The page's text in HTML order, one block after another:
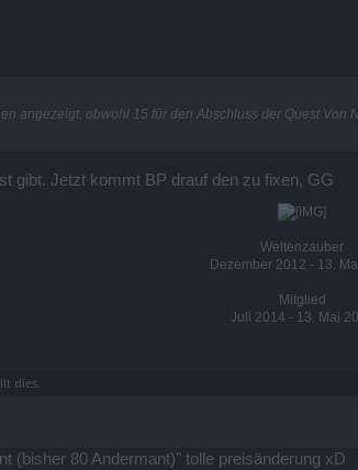
angezeigt, obwohl 15 für den Abschluss der Quest Von
gibt. Jetzt kommt BP drauf den zu fixen, GG
Weltenzauber
Dezember 2012 - 13.
Mitglied
Juli 2014 - 13. Mai
dies.
(bisher 80 Andermant)" tolle preisänderung xD